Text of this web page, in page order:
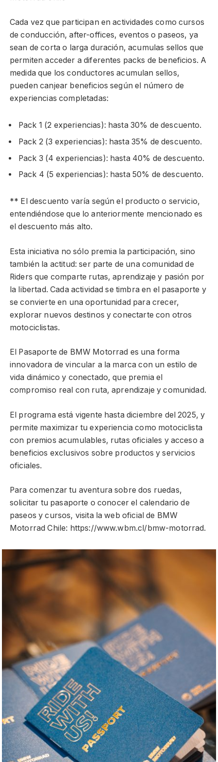
Cada vez que participan en actividades como cursos
de conducción, after-offices, eventos o paseos, ya
sean de corta o larga duración, acumulas sellos que
permiten acceder a diferentes packs de beneficios. A
medida que los conductores acumulan sellos,
pueden canjear beneficios según el número de
experiencias completadas:
Pack 1 (2 experiencias): hasta 30% de descuento.
Pack 2 (3 experiencias): hasta 35% de descuento.
Pack 3 (4 experiencias): hasta 40% de descuento.
Pack 4 (5 experiencias): hasta 50% de descuento.
** El descuento varía según el producto o servicio,
entendiéndose que lo anteriormente mencionado es
el descuento más alto.
Esta iniciativa no sólo premia la participación, sino
también la actitud: ser parte de una comunidad de
Riders que comparte rutas, aprendizaje y pasión por
la libertad. Cada actividad se timbra en el pasaporte y
se convierte en una oportunidad para crecer,
explorar nuevos destinos y conectarte con otros
motociclistas.
El Pasaporte de BMW Motorrad es una forma
innovadora de vincular a la marca con un estilo de
vida dinámico y conectado, que premia el
compromiso real con ruta, aprendizaje y comunidad.
El programa está vigente hasta diciembre del 2025, y
permite maximizar tu experiencia como motociclista
con premios acumulables, rutas oficiales y acceso a
beneficios exclusivos sobre productos y servicios
oficiales.
Para comenzar tu aventura sobre dos ruedas,
solicitar tu pasaporte o conocer el calendario de
paseos y cursos, visita la web oficial de BMW
Motorrad Chile: https://www.wbm.cl/bmw-motorrad.